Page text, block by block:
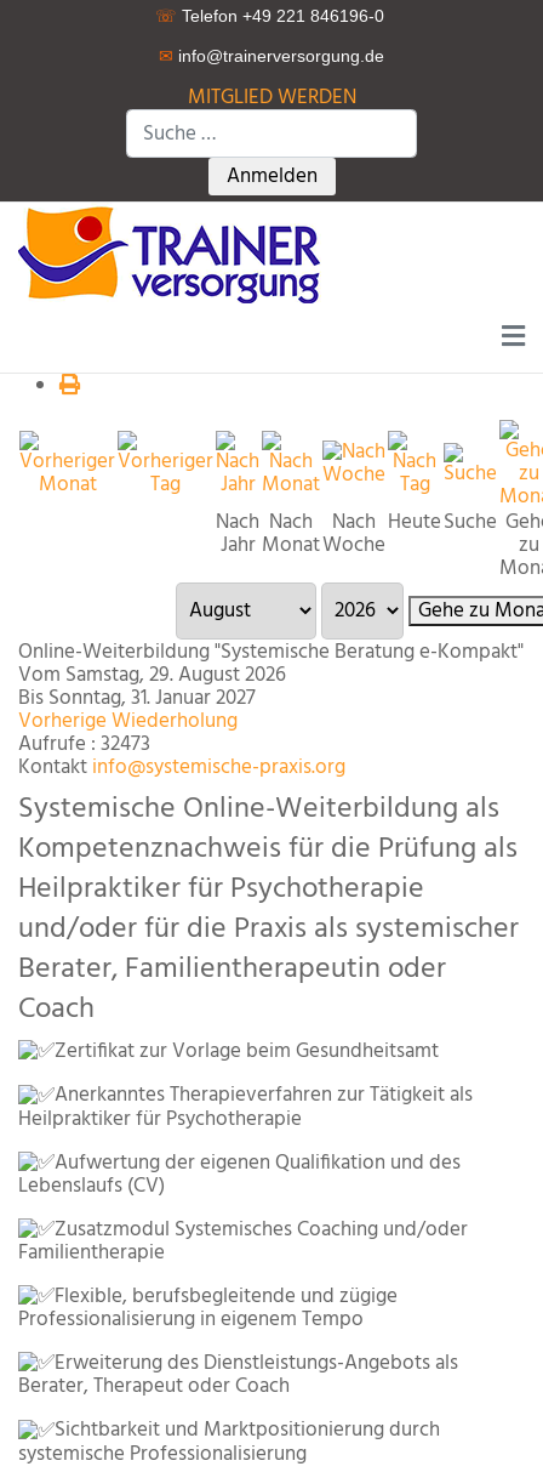
☏ Telefon +49 221 846196-0
✉ info@trainerversorgung.de
MITGLIED WERDEN
Suchen
Type 2 or more characters for
Anmelden
Nach
Jahr
Nach
Monat
Nach
Woche
HeuteSuche
zu
Gehe zu
Online-Weiterbildung "Systemische Beratung e-Kompakt"
Vom Samstag, 29. August 2026
Bis Sonntag, 31. Januar 2027
Vorherige Wiederholung
Aufrufe : 32473
Kontaktinfo@systemische-praxis.org
Systemische Online-Weiterbildung als
Kompetenznachweis für die Prüfung als
Heilpraktiker für Psychotherapie
und/oder für die Praxis als systemischer
Berater, Familientherapeutin oder
Coach
Zertifikat zur Vorlage beim Gesundheitsamt
Anerkanntes Therapieverfahren zur Tätigkeit als
Heilpraktiker für Psychotherapie
Aufwertung der eigenen Qualifikation und des
Lebenslaufs (CV)
Zusatzmodul Systemisches Coaching und/oder
Familientherapie
Flexible, berufsbegleitende und zügige
Professionalisierung in eigenem Tempo
Erweiterung des Dienstleistungs-Angebots als
Berater, Therapeut oder Coach
Sichtbarkeit und Marktpositionierung durch
systemische Professionalisierung